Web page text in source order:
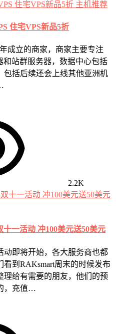
主机推荐
住宅VPS新品5折
成立的商家，商家主要专注
和站群服务器，数据中心包括
包括后续还会上线其他亚洲机
2.2K
一活动 冲100美元送50美元
动即将开始，各大服务商也都
到RAKsmart周末的时候发布
理给有需要的朋友，他们的预
，充值…